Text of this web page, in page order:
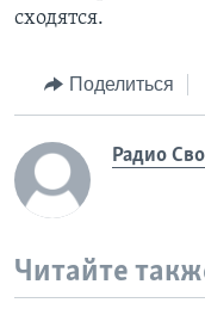
сходятся.
Поделиться
Радио
Читайте